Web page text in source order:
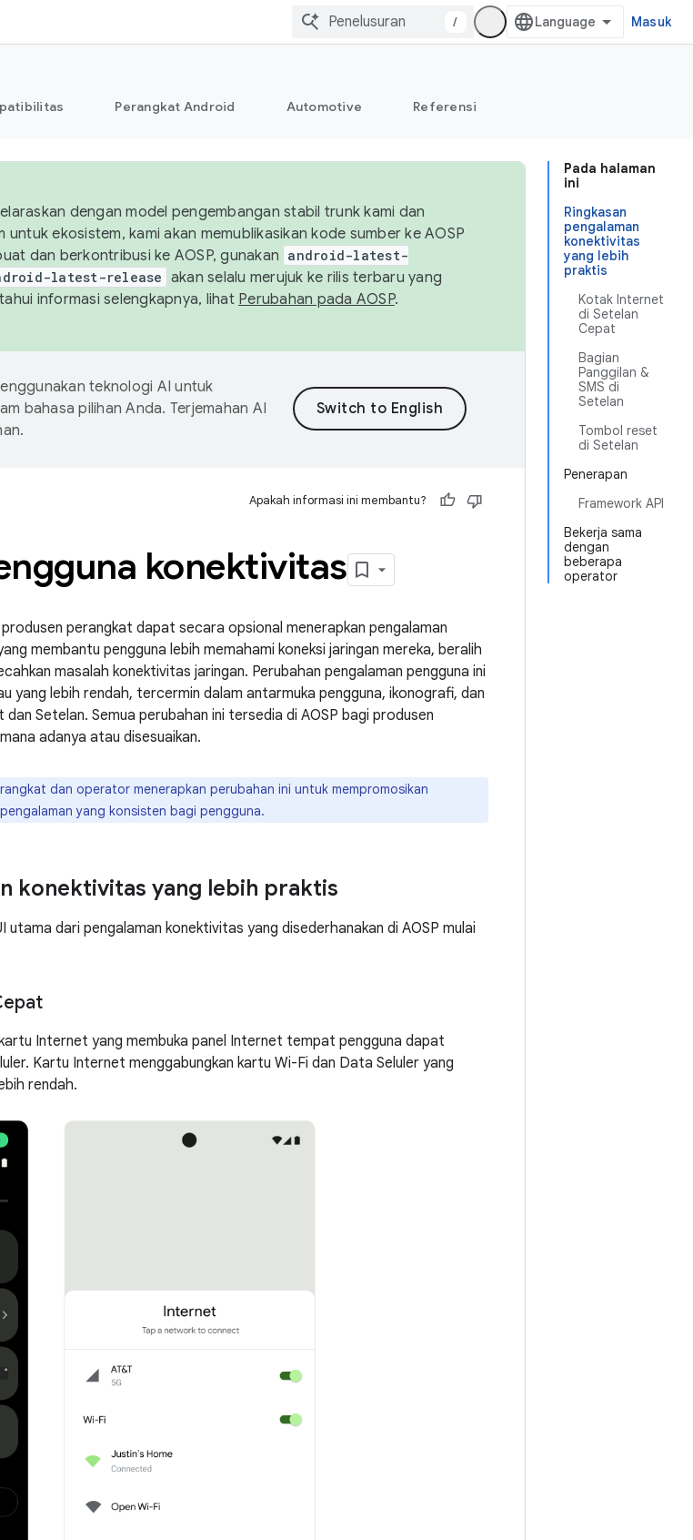
/ Masuk
Perangkat Android Automotive Referensi
Pada halaman
ini
Ringkasan
pengalaman
konektivitas
yang lebih
praktis
Kotak Internet
di Setelan
Cepat
Bagian
Panggilan &
SMS di
Setelan
Tombol reset
di Setelan
Penerapan
Framework API
Bekerja sama
dengan
beberapa
operator
dengan model pengembangan stabil trunk kami dan
ekosistem, kami akan memublikasikan kode sumber ke AOSP
dan berkontribusi ke AOSP, gunakan android-latest-
latest-release akan selalu merujuk ke rilis terbaru yang
informasi selengkapnya, lihat Perubahan pada AOSP.
teknologi AI untuk
bahasa pilihan Anda. Terjemahan AI
Apakah informasi ini membantu?
konektivitas
perangkat dapat secara opsional menerapkan pengalaman
membantu pengguna lebih memahami koneksi jaringan mereka, beralih
masalah konektivitas jaringan. Perubahan pengalaman pengguna ini
yang lebih rendah, tercermin dalam antarmuka pengguna, ikonografi, dan
Setelan. Semua perubahan ini tersedia di AOSP bagi produsen
adanya atau disesuaikan.
dan operator menerapkan perubahan ini untuk mempromosikan
yang konsisten bagi pengguna.
konektivitas yang lebih praktis
utama dari pengalaman konektivitas yang disederhanakan di AOSP mulai
Internet yang membuka panel Internet tempat pengguna dapat
Kartu Internet menggabungkan kartu Wi-Fi dan Data Seluler yang
rendah.